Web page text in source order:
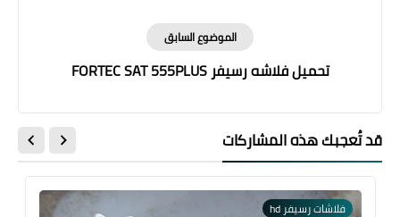
الموضوع السابق
تحميل فلاشه رسيفر FORTEC SAT 555PLUS
قد تُعجبك هذه المشاركات
فلاشات رسيفر hd